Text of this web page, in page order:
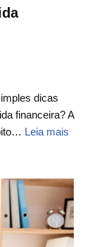
dicas
financeira? A
Leia mais